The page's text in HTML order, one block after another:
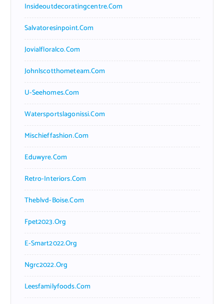
Insideoutdecoratingcentre.com
Salvatoresinpoint.com
Jovialfloralco.com
Johnlscotthometeam.com
U-Seehomes.com
Watersportslagonissi.com
Mischieffashion.com
Eduwyre.com
Retro-Interiors.com
Theblvd-Boise.com
Fpet2023.org
E-Smart2022.org
Ngrc2022.org
Leesfamilyfoods.com